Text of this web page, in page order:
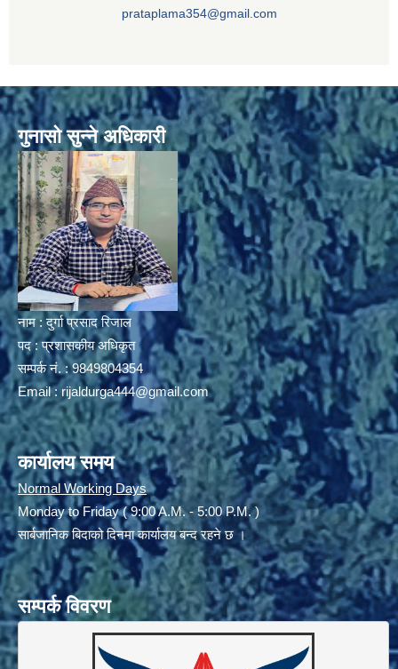
prataplama354@gmail.com
गुनासो सुन्ने अधिकारी
नाम : दुर्गा प्रसाद रिजाल
पद : प्रशासकीय अधिकृत
सम्पर्क नं. : 9849804354
Email : rijaldurga444@gmail.com
कार्यालय समय
Normal Working Days
Monday to Friday ( 9:00 A.M. - 5:00 P.M. )
सार्बजानिक बिदाको दिनमा कार्यालय बन्द रहने छ ।
सम्पर्क विवरण